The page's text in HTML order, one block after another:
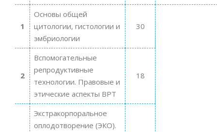
1
Основы общей
цитологии, гистологии и
эмбриологии
30
2
Вспомогательные
репродуктивные
технологии. Правовые и
этические аспекты ВРТ
18
Экстракорпоральное
оплодотворение (ЭКО).